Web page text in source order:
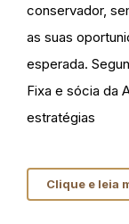
conservador,
as suas
esperada.
Fixa e sócia da
estratégias
Clique e leia